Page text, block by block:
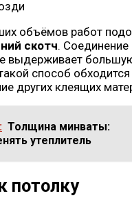
объёмов работ
скотч. Соединение
выдерживает
способ
других клеящих
Толщина минваты:
утеплитель
потолку